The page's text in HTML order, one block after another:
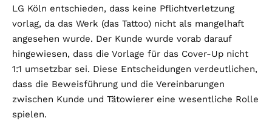
LG Köln entschieden, dass keine Pflichtverletzung
vorlag, da das Werk (das Tattoo) nicht als mangelhaft
angesehen wurde. Der Kunde wurde vorab darauf
hingewiesen, dass die Vorlage für das Cover-Up nicht
1:1 umsetzbar sei​​. Diese Entscheidungen verdeutlichen,
dass die Beweisführung und die Vereinbarungen
zwischen Kunde und Tätowierer eine wesentliche Rolle
spielen.